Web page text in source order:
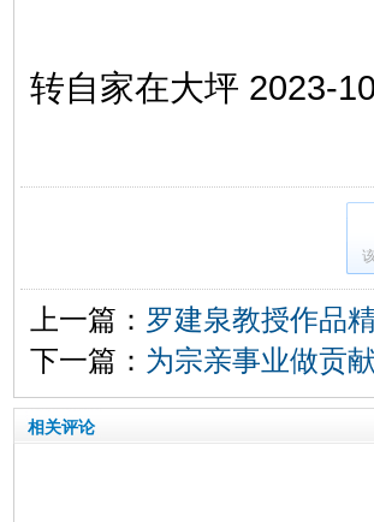
转自家在大坪 2023-
上一篇： 罗建泉教授作品
下一篇： 为宗亲事业做贡
相关评论